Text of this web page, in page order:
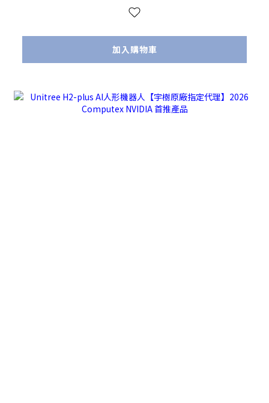
加入購物車